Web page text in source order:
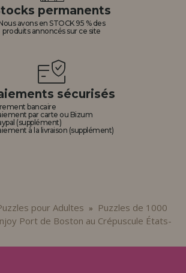
permanents
avons en STOCK 95 % des
produits annoncés sur ce site
sécurisés
bancaire
par carte ou Bizum
(supplément)
à la livraison (supplément)
pour Adultes »
Puzzles de 1000
Port de Boston au Crépuscule États-